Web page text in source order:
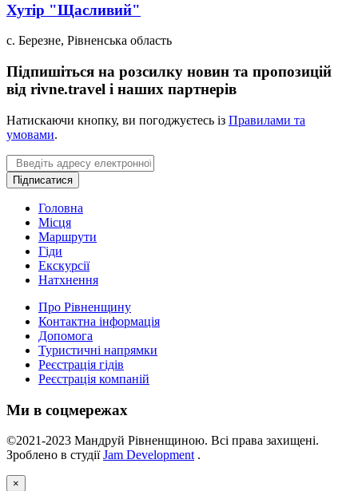
Хутір "Щасливий"
с. Березне, Рівненська область
Підпишіться на розсилку новин та пропозицій
від rivne.travel і наших партнерів
Натискаючи кнопку, ви погоджуєтесь із Правилами та
умовами.
Email
Підписатися
Головна
Місця
Маршрути
Гіди
Екскурсії
Натхнення
Про Рівненщину
Контактна інформація
Допомога
Туристичні напрямки
Реєстрація гідів
Реєстрація компаній
Ми в соцмережах
©2021-2023 Мандруй Рівненщиною. Всі права захищені.
Зроблено в студіїJam Development .
×